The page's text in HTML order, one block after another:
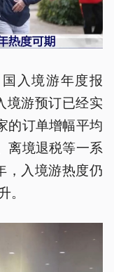
入境游年度报
境游预订已经实
的订单增幅平均
离境退税等一系
，入境游热度仍